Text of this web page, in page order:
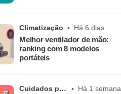
Climatização Há 6 dias
Melhor ventilador de mão:
ranking com 8 modelos
portáteis
Cuidados pessoais Há 1 semana